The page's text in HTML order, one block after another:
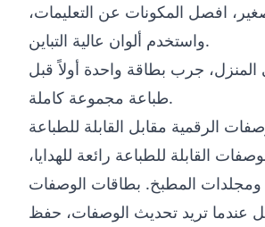
افصل المكونات عن التعليمات،
واستخدم ألوان عالية التباين.
جرب بطاقة واحدة أولاً قبل
طباعة مجموعة كاملة.
الرقمية مقابل القابلة للطباعة
القابلة للطباعة رائعة للهدايا،
ومجلدات المطبخ. بطاقات الوصفات
عندما تريد تحديث الوصفات، حفظ